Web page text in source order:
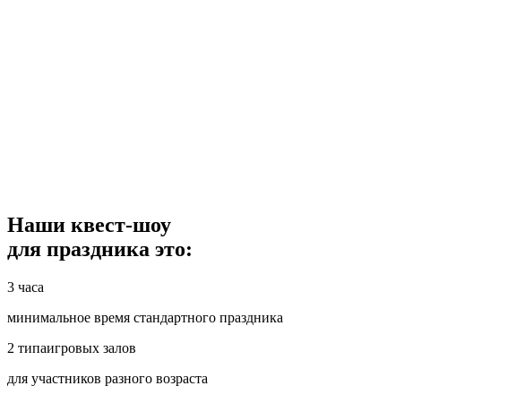
Наши квест-шоу
для праздника это:
3 часа
минимальное время стандартного праздника
2 типаигровых залов
для участников разного возраста